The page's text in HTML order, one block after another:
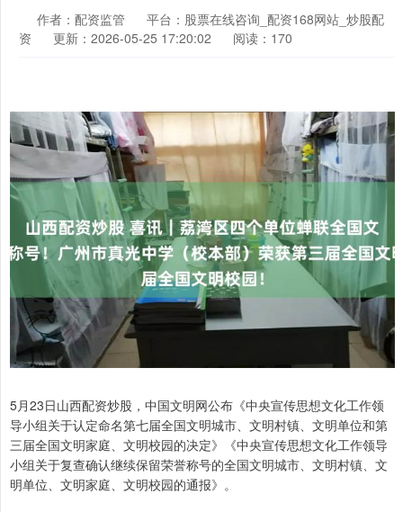
作者：配资监管
平台：股票在线咨询_配资168网站_炒股配
资
更新：2026-05-25 17:20:02 阅读：170
5月23日山西配资炒股，中国文明网公布《中央宣传思想文化工作领
导小组关于认定命名第七届全国文明城市、文明村镇、文明单位和第
三届全国文明家庭、文明校园的决定》《中央宣传思想文化工作领导
小组关于复查确认继续保留荣誉称号的全国文明城市、文明村镇、文
明单位、文明家庭、文明校园的通报》。